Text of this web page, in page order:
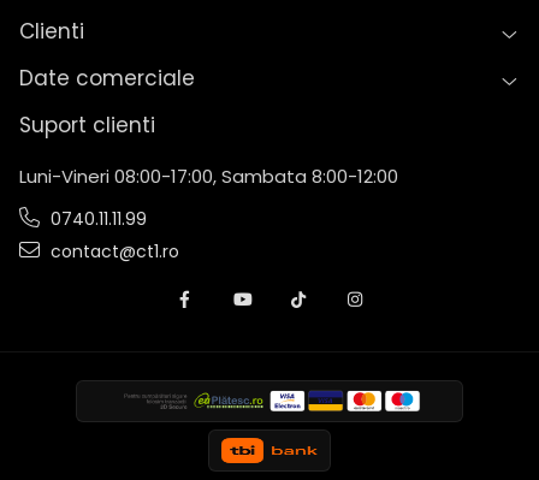
Clienti
Date comerciale
Suport clienti
Luni-Vineri 08:00-17:00, Sambata 8:00-12:00
0740.11.11.99
contact@ct1.ro